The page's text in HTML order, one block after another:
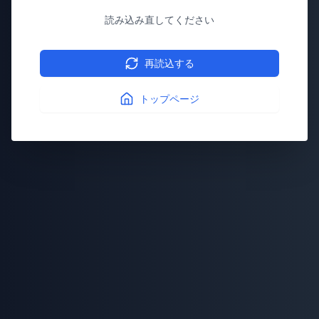
読み込み直してください
再読込する
トップページ